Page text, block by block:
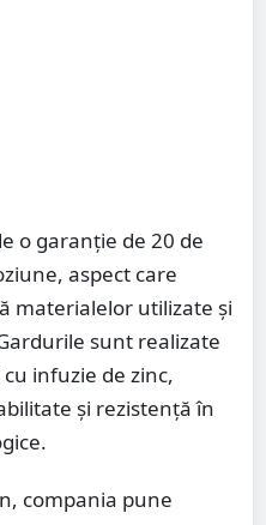
o garanție de 20 de
aspect care
materialelor utilizate și
sunt realizate
infuzie de zinc,
și rezistență în
compania pune